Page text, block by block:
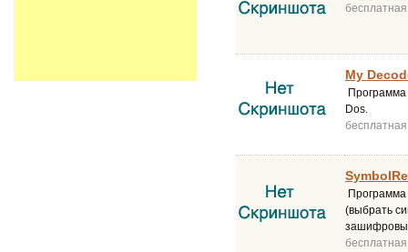
бесплатная
My
Программа
Dos.
бесплатная
Программа
(выбрать
бесплатная